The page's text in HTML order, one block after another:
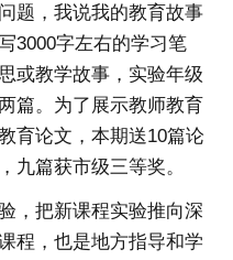
题，我说我的教育故事
3000字左右的学习笔
或教学故事，实验年级
篇。为了展示教师教育
育论文，本期送10篇论
九篇获市级三等奖。
，把新课程实验推向深
程，也是地方指导和学